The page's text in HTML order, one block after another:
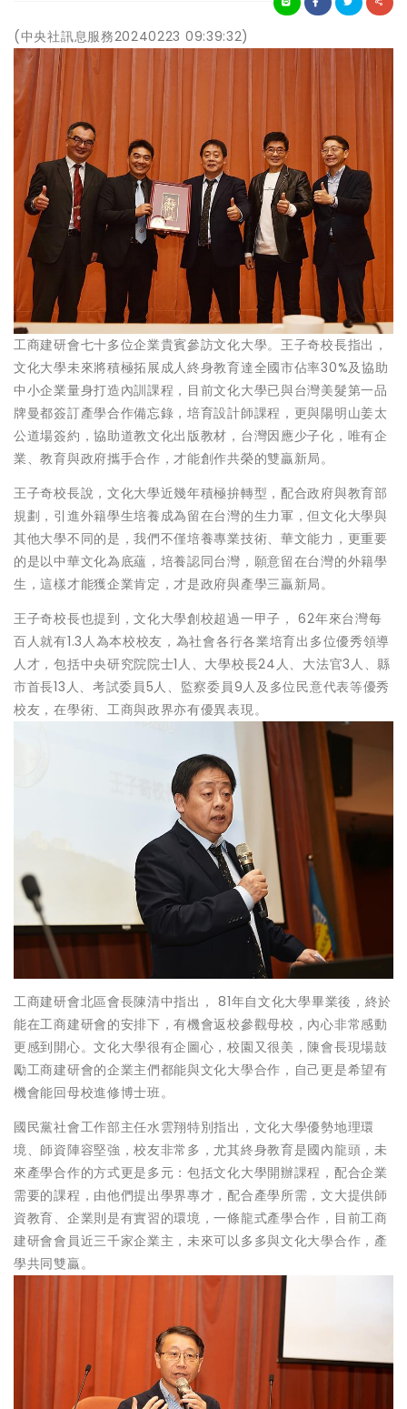
(中央社訊息服務20240223 09:39:32)
工商建研會七十多位企業貴賓參訪文化大學。王子奇校長指出，
文化大學未來將積極拓展成人終身教育達全國市佔率30%及協助
中小企業量身打造內訓課程，目前文化大學已與台灣美髮第一品
牌曼都簽訂產學合作備忘錄，培育設計師課程，更與陽明山姜太
公道場簽約，協助道教文化出版教材，台灣因應少子化，唯有企
業、教育與政府攜手合作，才能創作共榮的雙贏新局。
王子奇校長說，文化大學近幾年積極拚轉型，配合政府與教育部
規劃，引進外籍學生培養成為留在台灣的生力軍，但文化大學與
其他大學不同的是，我們不僅培養專業技術、華文能力，更重要
的是以中華文化為底蘊，培養認同台灣，願意留在台灣的外籍學
生，這樣才能獲企業肯定，才是政府與產學三贏新局。
王子奇校長也提到，文化大學創校超過一甲子， 62年來台灣每
百人就有1.3人為本校校友，為社會各行各業培育出多位優秀領導
人才，包括中央研究院院士1人、大學校長24人、大法官3人、縣
市首長13人、考試委員5人、監察委員9人及多位民意代表等優秀
校友，在學術、工商與政界亦有優異表現。
工商建研會北區會長陳清中指出， 81年自文化大學畢業後，終於
能在工商建研會的安排下，有機會返校參觀母校，內心非常感動
更感到開心。文化大學很有企圖心，校園又很美，陳會長現場鼓
勵工商建研會的企業主們都能與文化大學合作，自己更是希望有
機會能回母校進修博士班。
國民黨社會工作部主任水雲翔特別指出，文化大學優勢地理環
境、師資陣容堅強，校友非常多，尤其終身教育是國內龍頭，未
來產學合作的方式更是多元：包括文化大學開辦課程，配合企業
需要的課程，由他們提出學界專才，配合產學所需，文大提供師
資教育、企業則是有實習的環境，一條龍式產學合作，目前工商
建研會會員近三千家企業主，未來可以多多與文化大學合作，產
學共同雙贏。